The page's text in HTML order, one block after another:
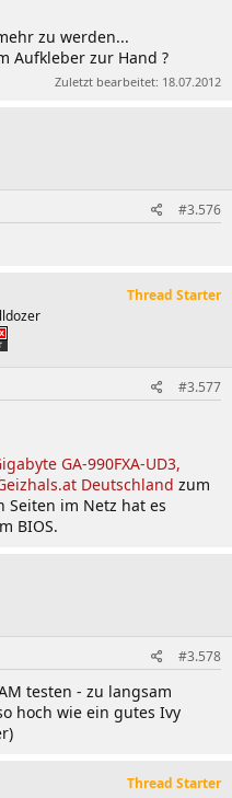
zu werden...
Aufkleber zur Hand ?
Zuletzt bearbeitet: 18.07.2012
#3.576
Thread Starter
#3.577
GA-990FXA-UD3,
Deutschland zum
Seiten im Netz hat es
BIOS.
#3.578
testen - zu langsam
hoch wie ein gutes Ivy
Thread Starter